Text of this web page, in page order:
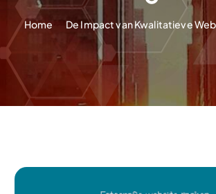
Home De Impact van Kwalitatieve